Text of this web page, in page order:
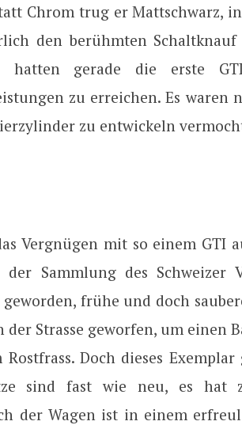
Chrom trug er Mattschwarz,
den berühmten
hatten gerade die erste
zu erreichen. Es waren
zu entwickeln
Vergnügen mit so einem GTI
Sammlung des Schweizer
frühe und doch
der Strasse geworfen, um einen
Doch dieses
sind fast wie neu, es hat
der Wagen ist in einem